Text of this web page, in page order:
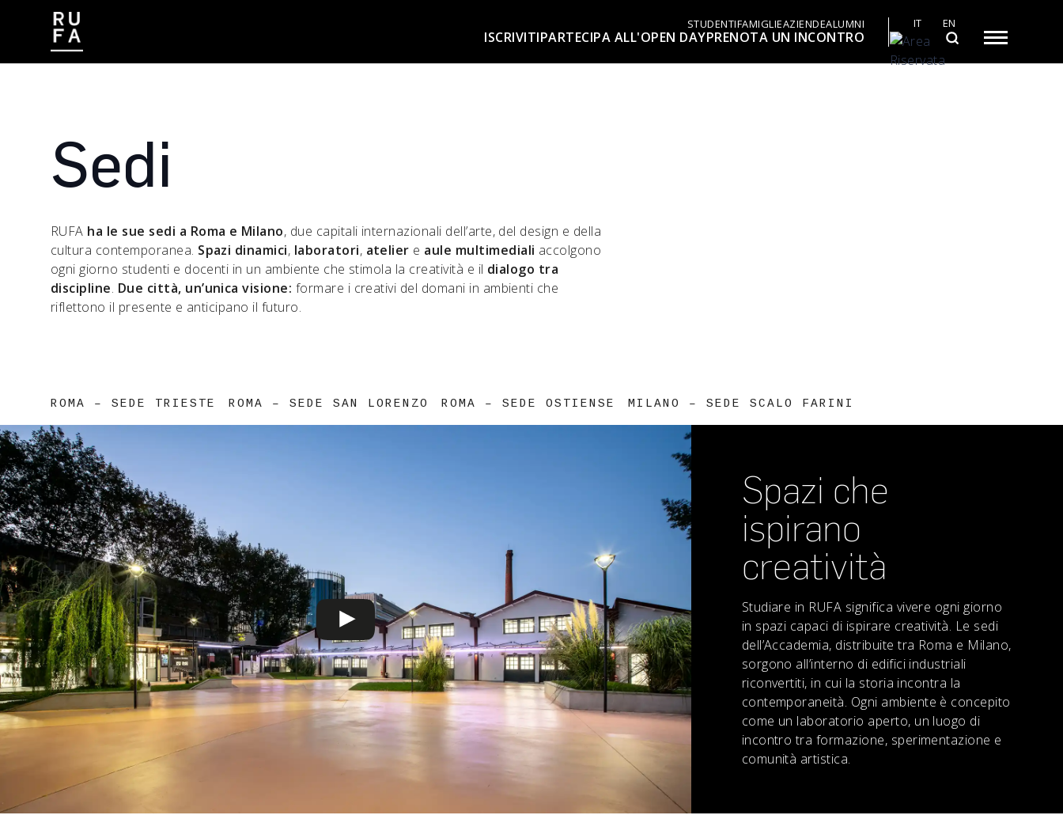
STUDENTIFAMIGLIEAZIENDEALUMNI
ISCRIVITIPARTECIPA ALL'OPEN DAYPRENOTA UN INCONTRO
IT
EN
CONTATTI
Sedi
RUFA ha le sue sedi a Roma e Milano, due capitali internazionali dell’arte, del design e della
cultura contemporanea. Spazi dinamici, laboratori, atelier e aule multimediali accolgono
ogni giorno studenti e docenti in un ambiente che stimola la creatività e il dialogo tra
discipline. Due città, un’unica visione: formare i creativi del domani in ambienti che
riflettono il presente e anticipano il futuro.
ROMA – SEDE TRIESTE ROMA – SEDE SAN LORENZO ROMA – SEDE OSTIENSE MILANO – SEDE SCALO FARINI
Spazi che
ispirano
creatività
Studiare in RUFA significa vivere ogni giorno
in spazi capaci di ispirare creatività. Le sedi
dell’Accademia, distribuite tra Roma e Milano,
sorgono all’interno di edifici industriali
riconvertiti, in cui la storia incontra la
contemporaneità. Ogni ambiente è concepito
come un laboratorio aperto, un luogo di
incontro tra formazione, sperimentazione e
comunità artistica.